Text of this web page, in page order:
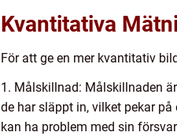
Kvantitativa
För att ge en mer kvantitativ
1. Målskillnad: Målskillnaden
de har släppt in, vilket pekar
kan ha problem med sin